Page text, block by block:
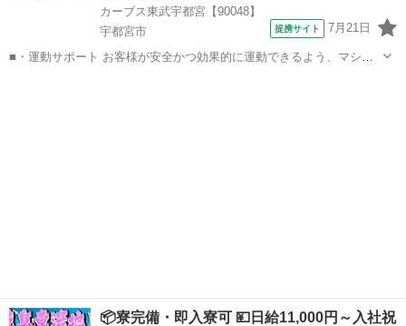
カーブス東武宇都宮【90048】
宇都宮市
提携サイト 7月21日
■・運動サポート お客様が安全かつ効果的に運動できるよう、マシン
📦寮完備・即入寮可 💴日給11,000円～入社祝